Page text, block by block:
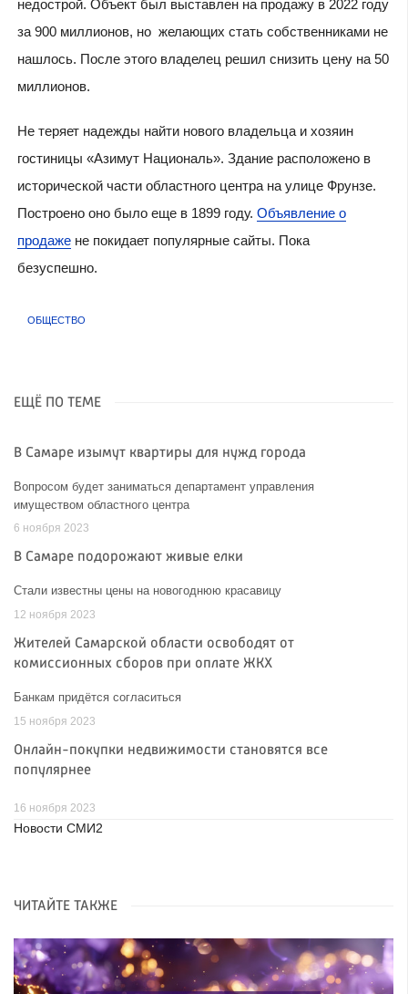
недострой. Объект был выставлен на продажу в 2022 году
за 900 миллионов, но желающих стать собственниками не
нашлось. После этого владелец решил снизить цену на 50
миллионов.
Не теряет надежды найти нового владельца и хозяин
гостиницы «Азимут Националь». Здание расположено в
исторической части областного центра на улице Фрунзе.
Построено оно было еще в 1899 году. Объявление о
продажене покидает популярные сайты. Пока
безуспешно.
ОБЩЕСТВО
ЕЩЁ ПО ТЕМЕ
В Самаре изымут квартиры для нужд города
Вопросом будет заниматься департамент управления
имуществом областного центра
6 ноября 2023
В Самаре подорожают живые елки
Стали известны цены на новогоднюю красавицу
12 ноября 2023
Жителей Самарской области освободят от
комиссионных сборов при оплате ЖКХ
Банкам придётся согласиться
15 ноября 2023
Онлайн-покупки недвижимости становятся все
популярнее
16 ноября 2023
Новости СМИ2
ЧИТАЙТЕ ТАКЖЕ